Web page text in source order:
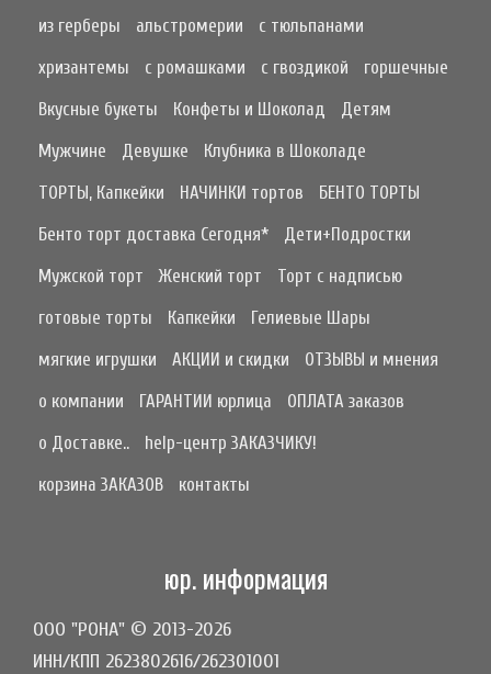
из герберы
альстромерии
с тюльпанами
хризантемы
с ромашками с гвоздикой
горшечные
Вкусные букеты
Конфеты и Шоколад
Детям
Мужчине
Девушке
Клубника в Шоколаде
ТОРТЫ, Капкейки
НАЧИНКИ тортов
БЕНТО ТОРТЫ
Бенто торт доставка Сегодня*
Дети+Подростки
Мужской торт
Женский торт
Торт с надписью
готовые торты
Капкейки
Гелиевые Шары
мягкие игрушки
АКЦИИ и скидки
ОТЗЫВЫ и мнения
о компании
ГАРАНТИИ юрлица
ОПЛАТА заказов
о Доставке..
help-центр ЗАКАЗЧИКУ!
корзина ЗАКАЗОВ
контакты
юр. информация
ООО "РОНА" © 2013-2026
ИНН/КПП 2623802616/262301001